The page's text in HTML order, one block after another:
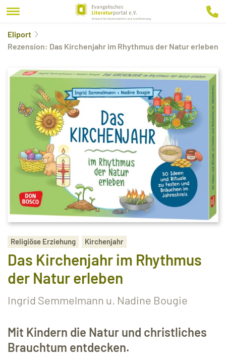
Eliport
Rezension: Das Kirchenjahr im Rhythmus der Natur erleben
Religiöse Erziehung Kirchenjahr
Das Kirchenjahr im Rhythmus
der Natur erleben
Ingrid Semmelmann u. Nadine Bougie
Mit Kindern die Natur und christliches
Brauchtum entdecken.